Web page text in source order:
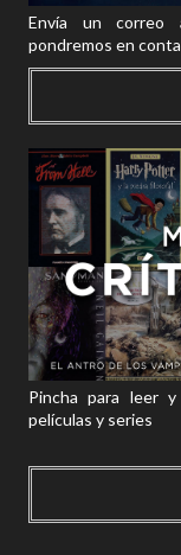
Envía un correo
pondremos en
Pincha para leer
películas y series